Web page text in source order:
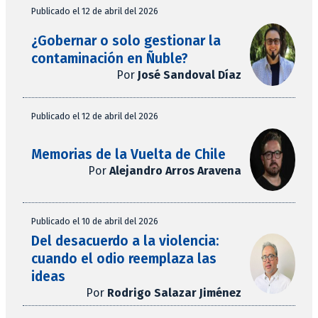
Publicado el 12 de abril del 2026
¿Gobernar o solo gestionar la
contaminación en Ñuble?
Por José Sandoval Díaz
Publicado el 12 de abril del 2026
Memorias de la Vuelta de Chile
Por Alejandro Arros Aravena
Publicado el 10 de abril del 2026
Del desacuerdo a la violencia:
cuando el odio reemplaza las
ideas
Por Rodrigo Salazar Jiménez